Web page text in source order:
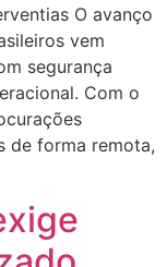
O avanço
vem
segurança
Com o
de forma remota,